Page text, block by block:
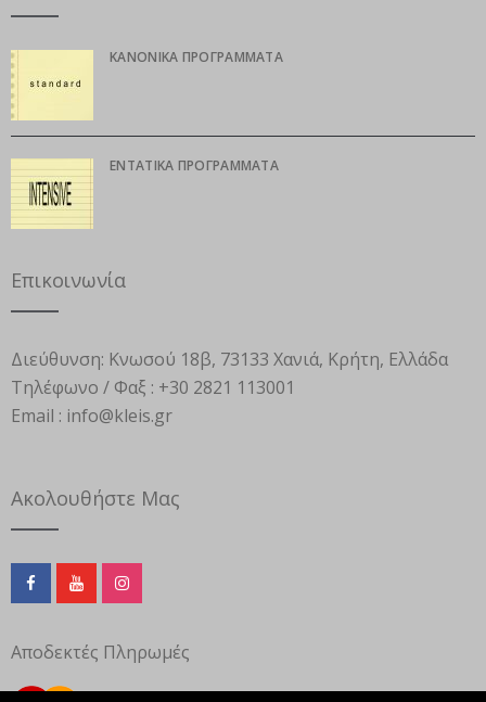
ΚΑΝΟΝΙΚΆ ΠΡΟΓΡΆΜΜΑΤΑ
ΕΝΤΑΤΙΚΆ ΠΡΟΓΡΆΜΜΑΤΑ
Επικοινωνία
Διεύθυνση: Κνωσού 18β, 73133 Χανιά, Κρήτη, Ελλάδα
Τηλέφωνο / Φαξ : +30 2821 113001
Email : info@kleis.gr
Ακολουθήστε Μας
Αποδεκτές Πληρωμές